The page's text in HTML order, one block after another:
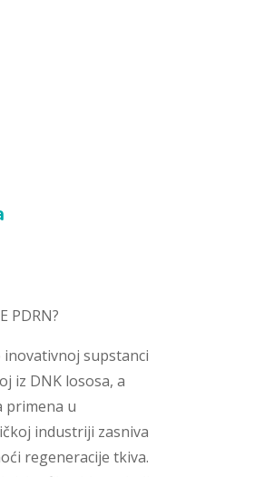
PDRN?
inovativnoj supstanci
iz DNK lososa, a
primena u
industriji zasniva
regeneracije tkiva.